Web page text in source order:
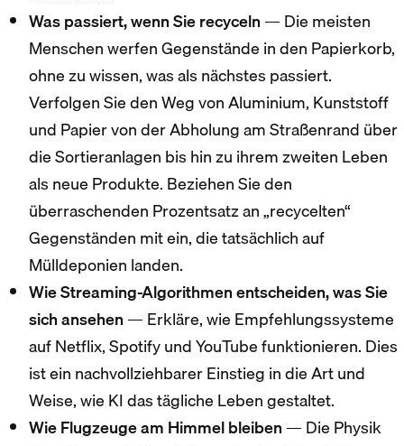
Was passiert, wenn Sie recyceln — Die meisten
Menschen werfen Gegenstände in den Papierkorb,
ohne zu wissen, was als nächstes passiert.
Verfolgen Sie den Weg von Aluminium, Kunststoff
und Papier von der Abholung am Straßenrand über
die Sortieranlagen bis hin zu ihrem zweiten Leben
als neue Produkte. Beziehen Sie den
überraschenden Prozentsatz an „recycelten“
Gegenständen mit ein, die tatsächlich auf
Mülldeponien landen.
Wie Streaming-Algorithmen entscheiden, was Sie
sich ansehen — Erkläre, wie Empfehlungssysteme
auf Netflix, Spotify und YouTube funktionieren. Dies
ist ein nachvollziehbarer Einstieg in die Art und
Weise, wie KI das tägliche Leben gestaltet.
Wie Flugzeuge am Himmel bleiben — Die Physik